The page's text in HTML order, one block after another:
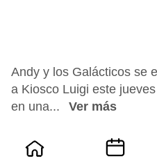
Andy y los Galácticos se
a Kiosco Luigi este
en una...
Ver más